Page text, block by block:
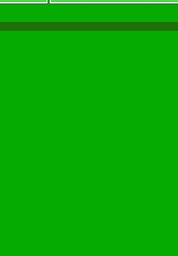
3.8 3.21 2.22